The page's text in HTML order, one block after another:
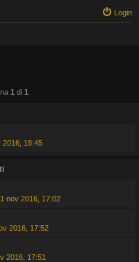
Login
1 di 1
2016, 18:45
nov 2016, 17:02
2016, 17:52
2016, 17:51